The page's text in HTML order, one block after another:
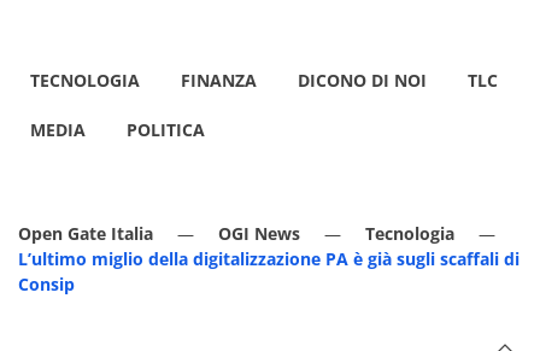
TECNOLOGIA FINANZA DICONO DI NOI TLC
MEDIA POLITICA
Open Gate Italia OGI News
Tecnologia
L’ultimo miglio della digitalizzazione PA è già sugli scaffali di
Consip